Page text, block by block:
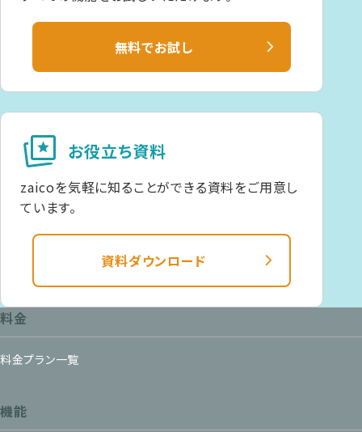
無料でお試し
お役立ち資料
cards_star
zaicoを気軽に知ることができる資料をご用意し
ています。
資料ダウンロード
料金
料金プラン一覧
機能